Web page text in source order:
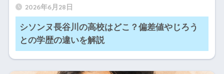
2026年6月28日
シソンヌ長谷川の高校はどこ？偏差値やじろう
との学歴の違いを解説